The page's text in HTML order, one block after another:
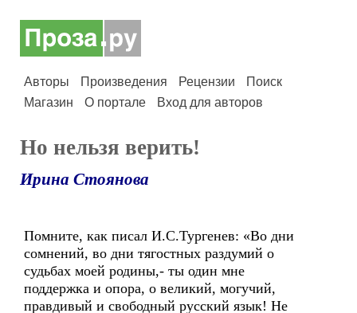
Авторы Произведения Рецензии
Поиск
Магазин
О портале Вход для авторов
Но нельзя верить!
Ирина Стоянова
Помните, как писал И.С.Тургенев: «Во дни
сомнений, во дни тягостных раздумий о
судьбах моей родины,- ты один мне
поддержка и опора, о великий, могучий,
правдивый и свободный русский язык! Не